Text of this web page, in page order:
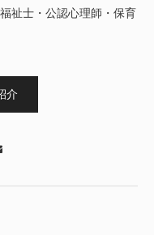
祉士・公認心理師・保育
介